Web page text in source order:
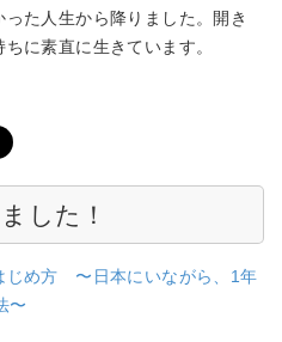
た人生から降りました。開き
に素直に生きています。
した！
じめ方 〜日本にいながら、1年
〜